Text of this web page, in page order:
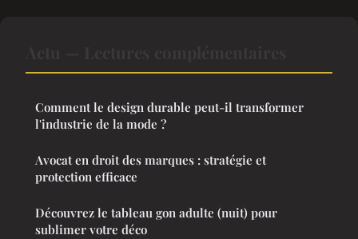
Comment le design durable peut-il transformer
l'industrie de la mode ?
Avocat en droit des marques : stratégie et
protection efficace
Découvrez le tableau gon adulte (nuit) pour
sublimer votre déco